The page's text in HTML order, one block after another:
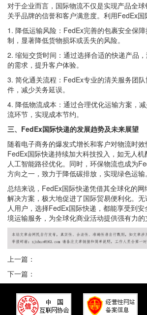
对于企业而言，国际物流不仅是实现产品全
关乎品牌的信誉和客户满意度。利用FedEx国
1. 降低运输风险：FedEx完善的包裹安全保
制，显著降低货物损坏或丢失的风险。
2. 缩短交货时间：通过选择合适的快递产品
的需求，提升客户体验。
3. 简化通关流程：FedEx专业的清关服务团
件，减少关务延误。
4. 降低物流成本：通过合理优化运输方案，
流环节，实现成本节约。
三、FedEx国际快递的发展趋势及未来展望
随着电子商务的爆发式增长和客户对物流时效
FedEx国际快递持续加大科技投入，如无人
人工智能路径优化。同时，环保物流也成为
方向之一，致力于降低碳排放，实现绿色运输。
总结来说，FedEx国际快递凭借其全球化的
解决方案，极大地促进了国际贸易便利化。
人用户，选择FedEx国际快递，都能享受到
境运输服务，为全球化商业活动提供强有力的
上一篇：
下一篇：